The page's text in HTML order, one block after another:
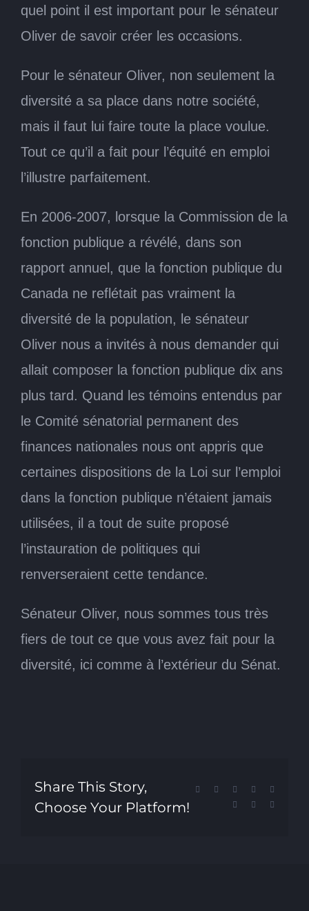
quel point il est important pour le sénateur
Oliver de savoir créer les occasions.
Pour le sénateur Oliver, non seulement la
diversité a sa place dans notre société,
mais il faut lui faire toute la place voulue.
Tout ce qu’il a fait pour l’équité en emploi
l’illustre parfaitement.
En 2006-2007, lorsque la Commission de la
fonction publique a révélé, dans son
rapport annuel, que la fonction publique du
Canada ne reflétait pas vraiment la
diversité de la population, le sénateur
Oliver nous a invités à nous demander qui
allait composer la fonction publique dix ans
plus tard. Quand les témoins entendus par
le Comité sénatorial permanent des
finances nationales nous ont appris que
certaines dispositions de la Loi sur l’emploi
dans la fonction publique n’étaient jamais
utilisées, il a tout de suite proposé
l’instauration de politiques qui
renverseraient cette tendance.
Sénateur Oliver, nous sommes tous très
fiers de tout ce que vous avez fait pour la
diversité, ici comme à l’extérieur du Sénat.
Share This Story,
Choose Your Platform!
Facebook Reddit LinkedIn
Pinterest